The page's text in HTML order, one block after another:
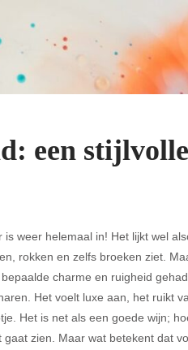
een
is weer helemaal in! Het lijkt wel
rokken en zelfs broeken ziet.
charme en ruigheid
Het voelt luxe aan, het ruikt
Het is net als een goede wijn;
gaat zien. Maar wat betekent dat